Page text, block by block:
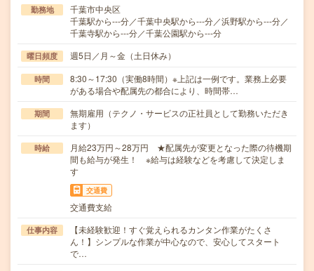
勤務地
千葉市中央区
千葉駅から---分／千葉中央駅から---分／浜野駅から---分／
千葉寺駅から---分／千葉公園駅から---分
曜日頻度 週5日／月～金（土日休み）
時間
8:30～17:30（実働8時間）※上記は一例です。業務上必要
がある場合や配属先の都合により、時間帯…
期間
無期雇用（テクノ・サービスの正社員として勤務いただき
ます）
時給
月給23万円～28万円 ★配属先が変更となった際の待機期
間も給与が発生！ ※給与は経験などを考慮して決定しま
す
交通費
交通費支給
仕事内容
【未経験歓迎！すぐ覚えられるカンタン作業がたくさ
ん！】シンプルな作業が中心なので、安心してスタート
で…